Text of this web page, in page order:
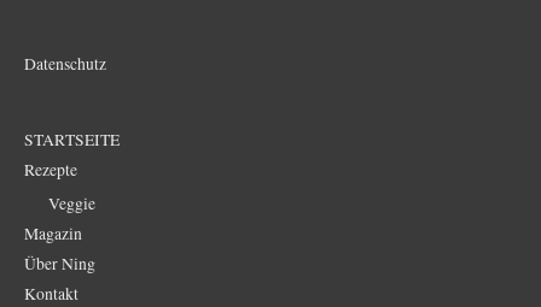
Datenschutz
STARTSEITE
Rezepte
Veggie
Magazin
Über Ning
Kontakt